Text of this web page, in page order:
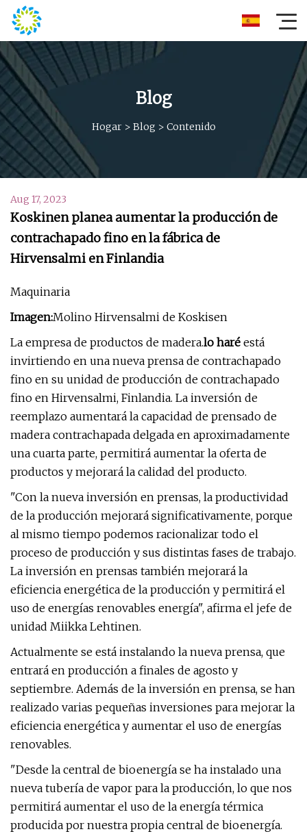
Blog
Hogar> Blog > Contenido
Aug 17, 2023
Koskinen planea aumentar la producción de
contrachapado fino en la fábrica de
Hirvensalmi en Finlandia
Maquinaria
Imagen:Molino Hirvensalmi de Koskisen
La empresa de productos de madera.lo haré está
invirtiendo en una nueva prensa de contrachapado
fino en su unidad de producción de contrachapado
fino en Hirvensalmi, Finlandia. La inversión de
reemplazo aumentará la capacidad de prensado de
madera contrachapada delgada en aproximadamente
una cuarta parte, permitirá aumentar la oferta de
productos y mejorará la calidad del producto.
"Con la nueva inversión en prensas, la productividad
de la producción mejorará significativamente, porque
al mismo tiempo podemos racionalizar todo el
proceso de producción y sus distintas fases de trabajo.
La inversión en prensas también mejorará la
eficiencia energética de la producción y permitirá el
uso de energías renovables energía", afirma el jefe de
unidad Miikka Lehtinen.
Actualmente se está instalando la nueva prensa, que
entrará en producción a finales de agosto y
septiembre. Además de la inversión en prensa, se han
realizado varias pequeñas inversiones para mejorar la
eficiencia energética y aumentar el uso de energías
renovables.
"Desde la central de bioenergía se ha instalado una
nueva tubería de vapor para la producción, lo que nos
permitirá aumentar el uso de la energía térmica
producida por nuestra propia central de bioenergía.